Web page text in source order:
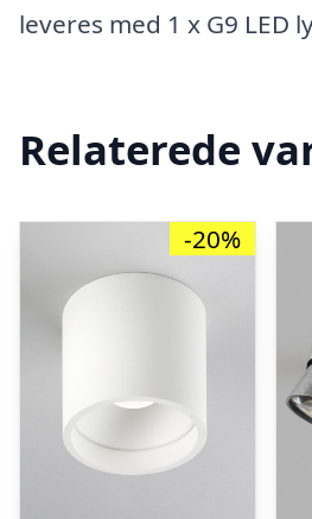
leveres med 1 x G9 LED
Relaterede
-20%